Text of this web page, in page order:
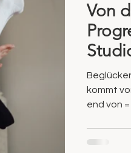
Von
kommt
end von =